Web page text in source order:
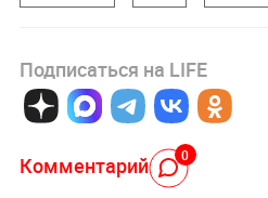
Подписаться на LIFE
Комментарий 0